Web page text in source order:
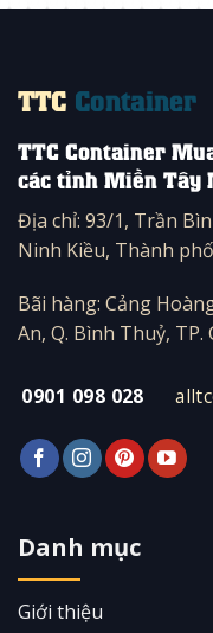
TTC Container
TTC Container
các tỉnh Miền Tây
Địa chỉ: 93/1, Trần
Ninh Kiều, Thành
Bãi hàng: Cảng
An, Q. Bình Thuỷ, TP.
0901 098 028
Danh mục
Giới thiệu